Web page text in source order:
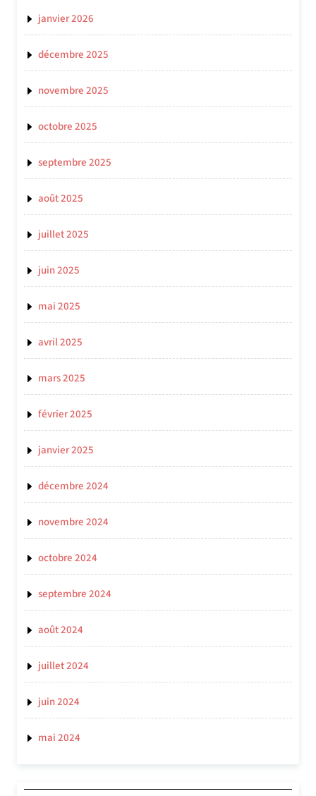
janvier 2026
décembre 2025
novembre 2025
octobre 2025
septembre 2025
août 2025
juillet 2025
juin 2025
mai 2025
avril 2025
mars 2025
février 2025
janvier 2025
décembre 2024
novembre 2024
octobre 2024
septembre 2024
août 2024
juillet 2024
juin 2024
mai 2024